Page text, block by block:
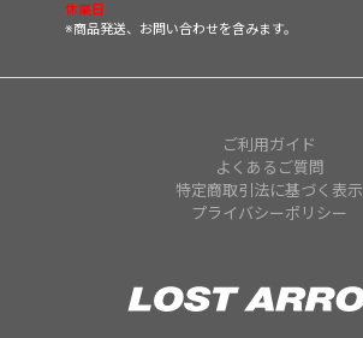
休業日
※商品発送、お問い合わせを含みます。
ご利用ガイド
よくあるご質問
特定商取引法に基づく表示
プライバシーポリシー